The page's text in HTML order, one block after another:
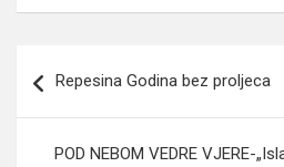
članaka
Repesina Godina bez proljeca
POD NEBOM VEDRE VJERE-